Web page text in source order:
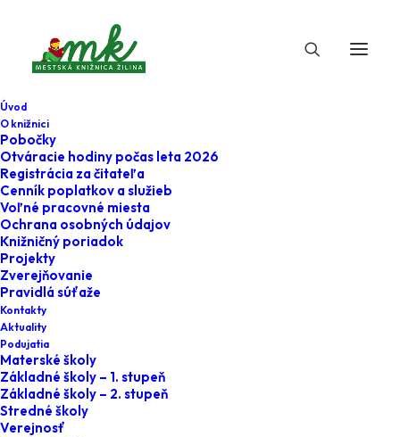
Úvod
O knižnici
Pobočky
Otváracie hodiny počas leta 2026
Registrácia za čitateľa
Cenník poplatkov a služieb
Voľné pracovné miesta
Ochrana osobných údajov
Knižničný poriadok
Projekty
Zverejňovanie
Pravidlá súťaže
Kontakty
Aktuality
Podujatia
Materské školy
Základné školy – 1. stupeň
Základné školy – 2. stupeň
Stredné školy
Verejnosť
Keď meno z knihy
Barborou B.
Kardošovou